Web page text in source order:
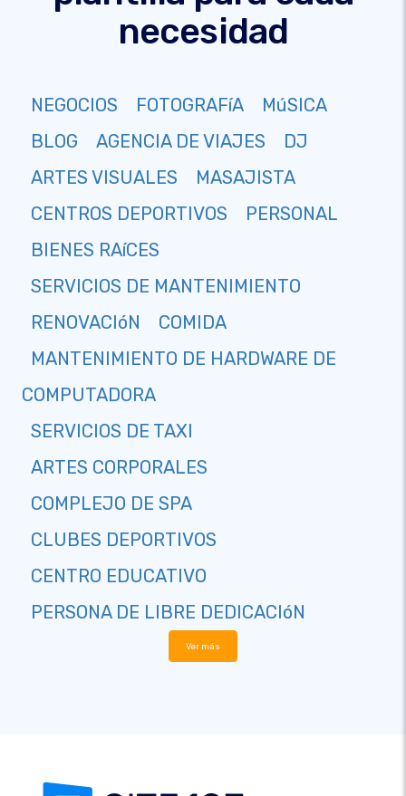
necesidad
NEGOCIOS FOTOGRAFíA
MúSICA
BLOG
AGENCIA DE VIAJES
DJ
ARTES VISUALES
MASAJISTA
CENTROS DEPORTIVOS
PERSONAL
BIENES RAíCES
SERVICIOS DE MANTENIMIENTO
RENOVACIóN
COMIDA
MANTENIMIENTO DE HARDWARE DE
COMPUTADORA
SERVICIOS DE TAXI
ARTES CORPORALES
COMPLEJO DE SPA
CLUBES DEPORTIVOS
CENTRO EDUCATIVO
PERSONA DE LIBRE DEDICACIóN
Ver más